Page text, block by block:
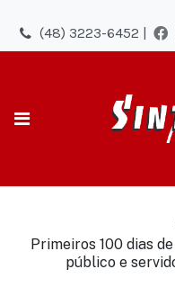
(48) 3223-6452 |
Primeiros 100 dias
público e